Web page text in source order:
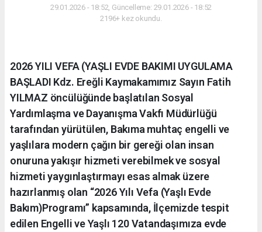
29.01.2026 - 18:52, Güncelleme: 29.01.2026 - 18:52
2196+ kez okundu.
2026 YILI VEFA (YAŞLI EVDE BAKIMI UYGULAMA
BAŞLADI Kdz. Ereğli Kaymakamımız Sayın Fatih
YILMAZ öncülüğünde başlatılan Sosyal
Yardımlaşma ve Dayanışma Vakfı Müdürlüğü
tarafından yürütülen, Bakıma muhtaç engelli ve
yaşlılara modern çağın bir gereği olan insan
onuruna yakışır hizmeti verebilmek ve sosyal
hizmeti yaygınlaştırmayı esas almak üzere
hazırlanmış olan “2026 Yılı Vefa (Yaşlı Evde
Bakım)Programı” kapsamında, İlçemizde tespit
edilen Engelli ve Yaşlı 120 Vatandaşımıza evde